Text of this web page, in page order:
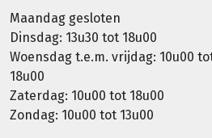
Maandag gesloten
Dinsdag: 13u30 tot 18u00
Woensdag t.e.m. vrijdag: 10u00
18u00
Zaterdag: 10u00 tot 18u00
Zondag: 10u00 tot 13u00